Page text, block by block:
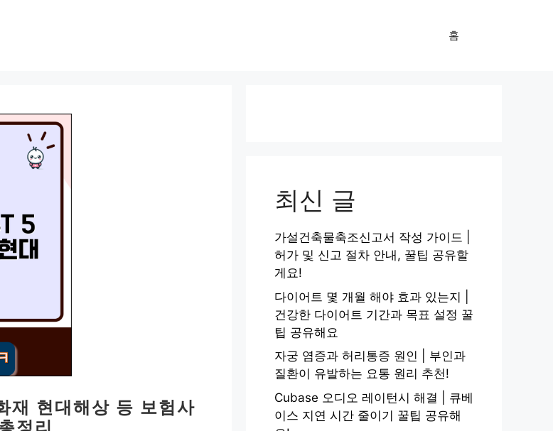
홈
재 현대해상 등 보험사
최신 글
가설건축물축조신고서 작성 가이드 |
허가 및 신고 절차 안내, 꿀팁 공유할
게요!
다이어트 몇 개월 해야 효과 있는지 |
건강한 다이어트 기간과 목표 설정 꿀
팁 공유해요
자궁 염증과 허리통증 원인 | 부인과
질환이 유발하는 요통 원리 추천!
Cubase 오디오 레이턴시 해결 | 큐베
이스 지연 시간 줄이기 꿀팁 공유해